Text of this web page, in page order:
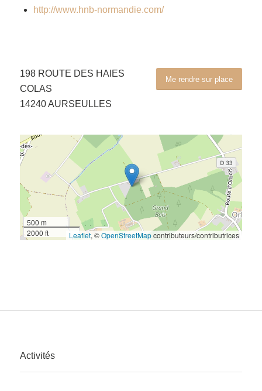
http://www.hnb-normandie.com/
Me rendre sur place
198 ROUTE DES HAIES
COLAS
14240 AURSEULLES
500 m
2000 ft
Leaflet, ©OpenStreetMapcontributeurs/contributrices
Activités